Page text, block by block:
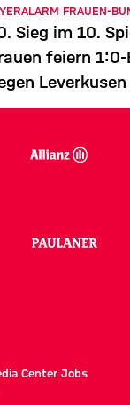
FRAUEN-
Sieg im 10.
feiern
Leverkusen
Center Jobs